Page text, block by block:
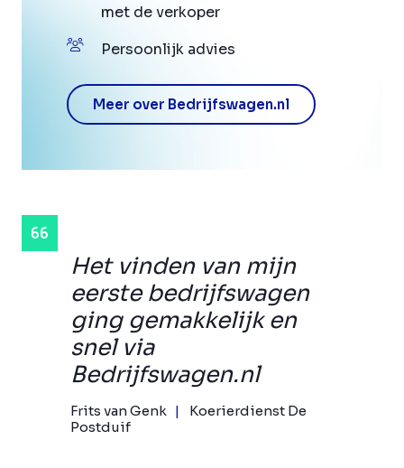
Het vinden van mijn
eerste bedrijfswagen
ging gemakkelijk en
snel via
Bedrijfswagen.nl
Frits van Genk
Koerierdienst De
Postduif
met de verkoper
Persoonlijk advies
Meer over Bedrijfswagen.nl